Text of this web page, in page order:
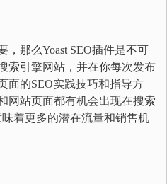
那么Yoast SEO插件是不可
索引擎网站，并在你每次发布
面的SEO实践技巧和指导方
网站页面都有机会出现在搜索
着更多的潜在流量和销售机